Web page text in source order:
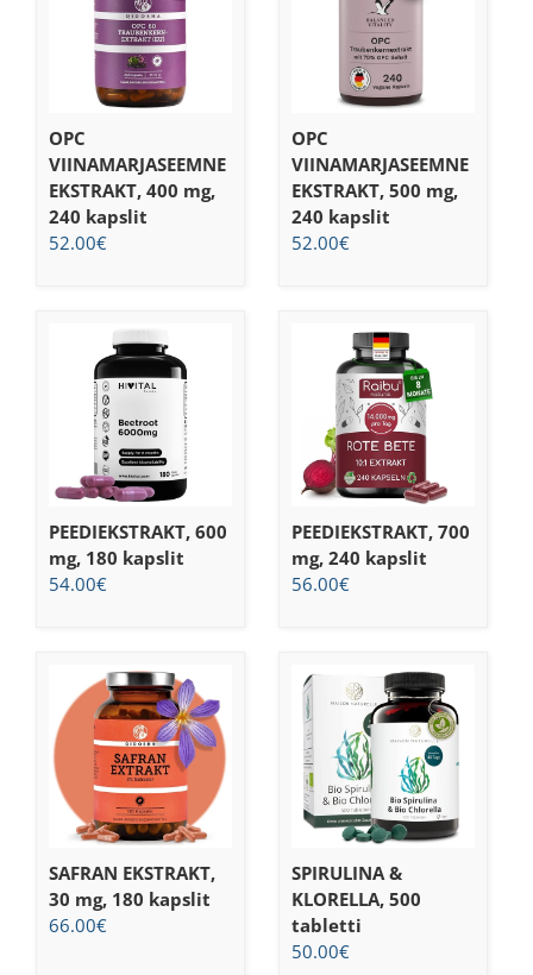
OPC
VIINAMARJASEEMNE
EKSTRAKT, 400 mg,
240 kapslit
52.00€
OPC
VIINAMARJASEEMNE
EKSTRAKT, 500 mg,
240 kapslit
52.00€
PEEDIEKSTRAKT, 600
mg, 180 kapslit
54.00€
PEEDIEKSTRAKT, 700
mg, 240 kapslit
56.00€
SAFRAN EKSTRAKT,
30 mg, 180 kapslit
66.00€
SPIRULINA &
KLORELLA, 500
tabletti
50.00€